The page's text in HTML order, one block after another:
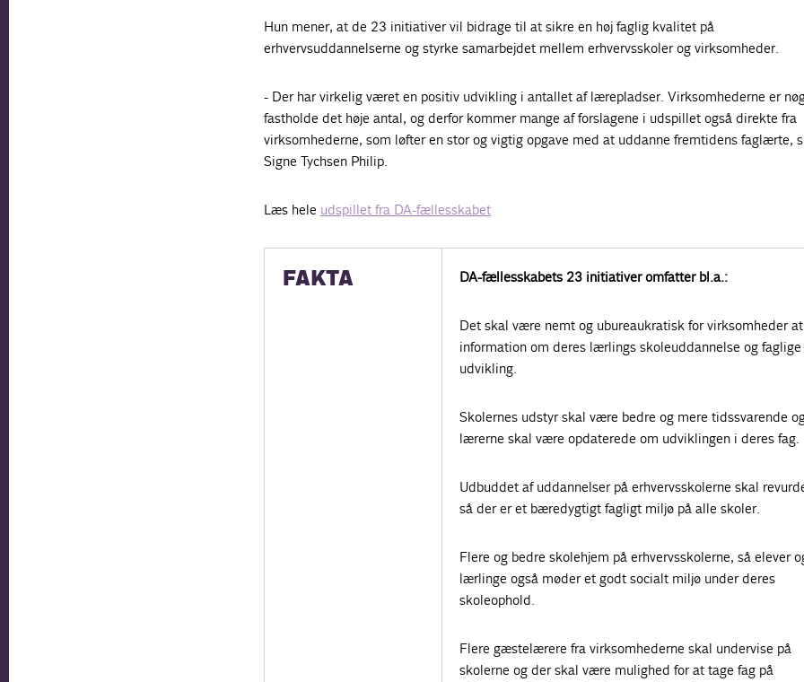
Hun mener, at de 23 initiativer vil bidrage til at sikre en høj faglig kvalitet på
erhvervsuddannelserne og styrke samarbejdet mellem erhvervsskoler og virksomheder.
- Der har virkelig været en positiv udvikling i antallet af lærepladser. Virksomhederne er
fastholde det høje antal, og derfor kommer mange af forslagene i udspillet også direkte fra
virksomhederne, som løfter en stor og vigtig opgave med at uddanne fremtidens faglærte,
Signe Tychsen Philip.
Læs hele udspillet fra DA-fællesskabet
FAKTA DA-fællesskabets 23 initiativer omfatter bl.a.:
Det skal være nemt og ubureaukratisk for virksomheder
information om deres lærlings skoleuddannelse og faglige
udvikling.
Skolernes udstyr skal være bedre og mere tidssvarende
lærerne skal være opdaterede om udviklingen i deres fag.
Udbuddet af uddannelser på erhvervsskolerne skal
så der er et bæredygtigt fagligt miljø på alle skoler.
Flere og bedre skolehjem på erhvervsskolerne, så elever
lærlinge også møder et godt socialt miljø under deres
skoleophold.
Flere gæstelærere fra virksomhederne skal undervise på
skolerne og der skal være mulighed for at tage fag på